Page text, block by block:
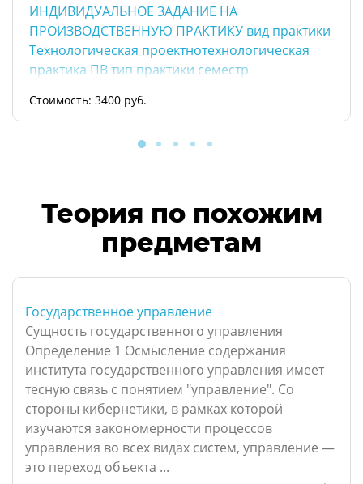
ИНДИВИДУАЛЬНОЕ ЗАДАНИЕ НА
ПРОИЗВОДСТВЕННУЮ ПРАКТИКУ вид практики
Технологическая проектнотехнологическая
практика ПВ тип практики семестр
Стоимость: 3400 руб.
Теория по похожим
предметам
Государственное управление
Сущность государственного управления
Определение 1 Осмысление содержания
института государственного управления имеет
тесную связь с понятием "управление". Со
стороны кибернетики, в рамках которой
изучаются закономерности процессов
управления во всех видах систем, управление —
это переход объекта ...